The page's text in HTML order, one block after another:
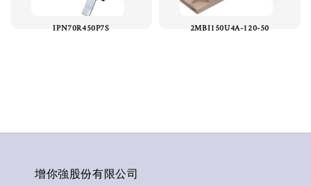
IPN70R450P7S 2MBI150U4A-120-50
增你強股份有限公司